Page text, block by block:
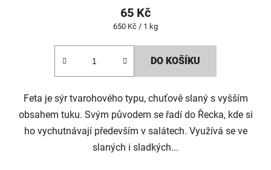
produktu
hvězdiček.
65 Kč
Měrná
650 Kč / 1 kg
DO KOŠÍKU
Feta je sýr tvarohového typu, chuťově slaný s vyšším
obsahem tuku. Svým původem se řadí do Řecka, kde si
ho vychutnávají především v salátech. Využívá se ve
slaných i sladkých...